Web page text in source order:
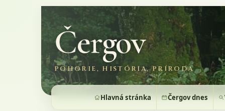
Čergov
POHORIE, HISTÓRIA, PRÍRODA
Hlavná stránka Čergov dnes